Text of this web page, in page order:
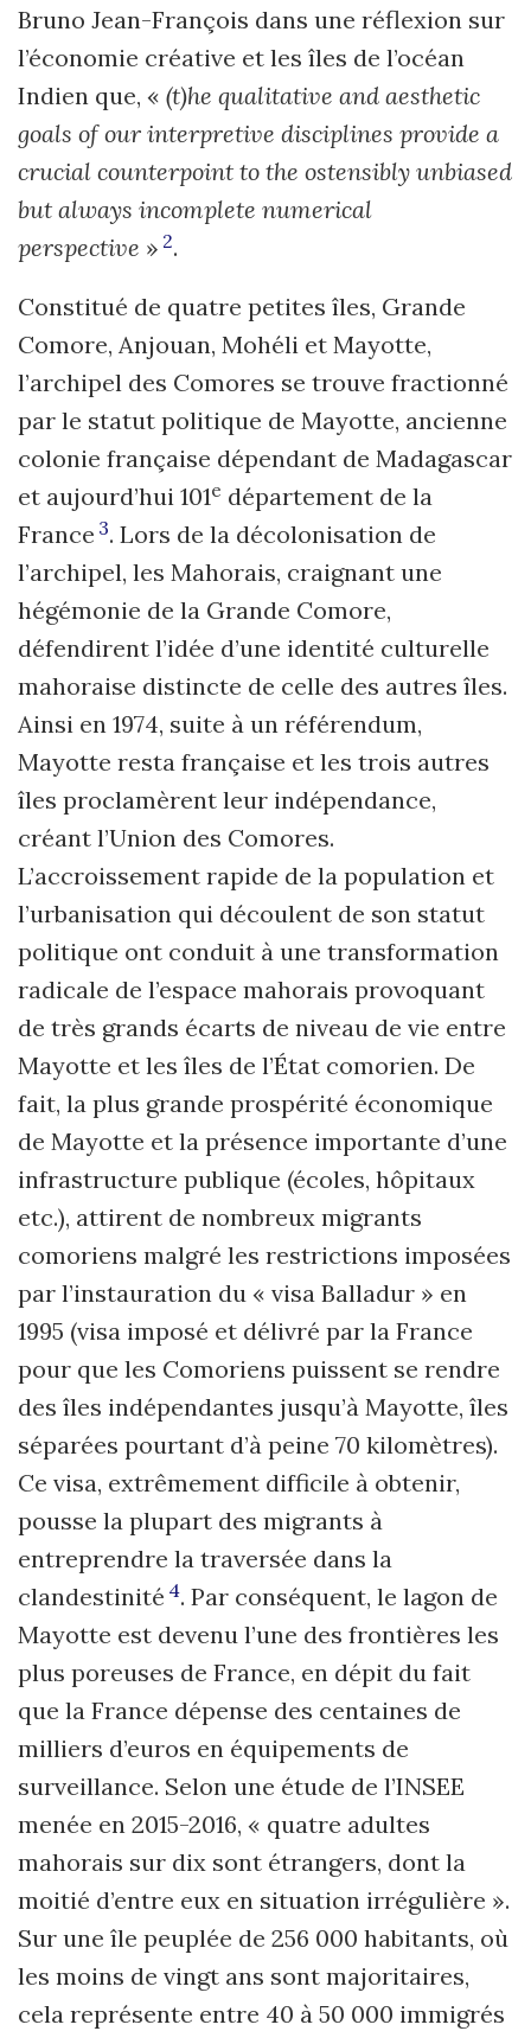
Bruno Jean-François dans une réflexion sur
l’économie créative et les îles de l’océan
Indien que, « (t)he qualitative and aesthetic
goals of our interpretive disciplines provide a
crucial counterpoint to the ostensibly unbiased
but always incomplete numerical
perspective » 2.
Constitué de quatre petites îles, Grande
Comore, Anjouan, Mohéli et Mayotte,
l’archipel des Comores se trouve fractionné
par le statut politique de Mayotte, ancienne
colonie française dépendant de Madagascar
et aujourd’hui 101e département de la
France 3. Lors de la décolonisation de
l’archipel, les Mahorais, craignant une
hégémonie de la Grande Comore,
défendirent l’idée d’une identité culturelle
mahoraise distincte de celle des autres îles.
Ainsi en 1974, suite à un référendum,
Mayotte resta française et les trois autres
îles proclamèrent leur indépendance,
créant l’Union des Comores.
L’accroissement rapide de la population et
l’urbanisation qui découlent de son statut
politique ont conduit à une transformation
radicale de l’espace mahorais provoquant
de très grands écarts de niveau de vie entre
Mayotte et les îles de l’État comorien. De
fait, la plus grande prospérité économique
de Mayotte et la présence importante d’une
infrastructure publique (écoles, hôpitaux
etc.), attirent de nombreux migrants
comoriens malgré les restrictions imposées
par l’instauration du « visa Balladur » en
1995 (visa imposé et délivré par la France
pour que les Comoriens puissent se rendre
des îles indépendantes jusqu’à Mayotte, îles
séparées pourtant d’à peine 70 kilomètres).
Ce visa, extrêmement difficile à obtenir,
pousse la plupart des migrants à
entreprendre la traversée dans la
clandestinité 4. Par conséquent, le lagon de
Mayotte est devenu l’une des frontières les
plus poreuses de France, en dépit du fait
que la France dépense des centaines de
milliers d’euros en équipements de
surveillance. Selon une étude de l’INSEE
menée en 2015-2016, « quatre adultes
mahorais sur dix sont étrangers, dont la
moitié d’entre eux en situation irrégulière ».
Sur une île peuplée de 256 000 habitants, où
les moins de vingt ans sont majoritaires,
cela représente entre 40 à 50 000 immigrés